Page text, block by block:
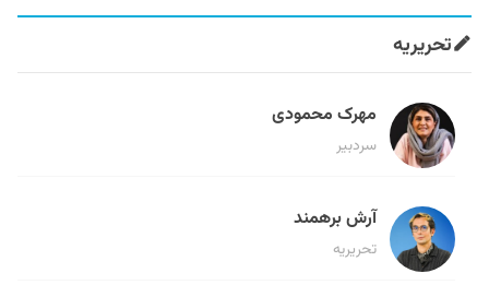
تحریریه
مهرک محمودی
سردبیر
آرش برهمند
تحریریه